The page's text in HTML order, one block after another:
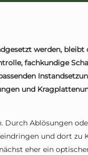
werden, bleibt
fachkundige
und
Durch Ablösungen
und dort zu
eher ein